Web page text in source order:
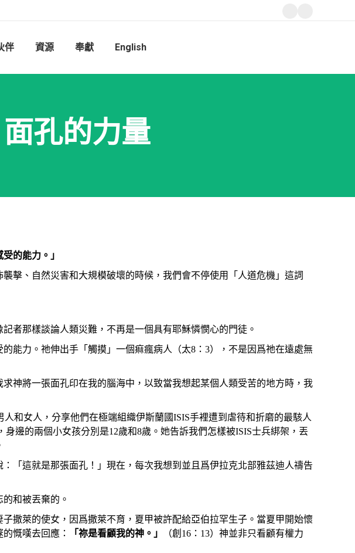
伴 資源 奉獻 English
孔的力量
受的能力。 」
擊、自然災害和大規模破壞的時候，我們會不停使用「人道危機」這詞
者那樣談論人類災難，不再是一個具有耶穌憐憫心的門徒。
能力。祂伸出手「觸摸」一個痲瘋病人（太8：3），不是因爲祂在遠處無
神將一張面孔印在我的腦海中，以致當我想起某個人類受苦的地方時，我
和女人，分享他們在極端組織伊斯蘭國ISIS手裡遭到虐待和折磨的最駭人
邊的兩個小女孩分別是12歲和8歲。她告訴我們怎樣被ISIS士兵綁架，丟
「這就是那張面孔！」現在，每次我想到並且爲伊拉克北部雅茲迪人禱告
和被丟棄的。
撒萊的使女，因爲撒萊不育，夏甲被許配給亞伯拉罕生子。當夏甲開始懷
慨嘆去回應：
「祢是看顧我的神。」
（創16：13）神並非只看顧有權力